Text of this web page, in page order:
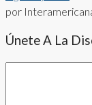
por
Únete A La